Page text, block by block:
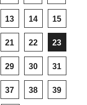
13 14 15
21 22 23
29 30 31
37 38 39